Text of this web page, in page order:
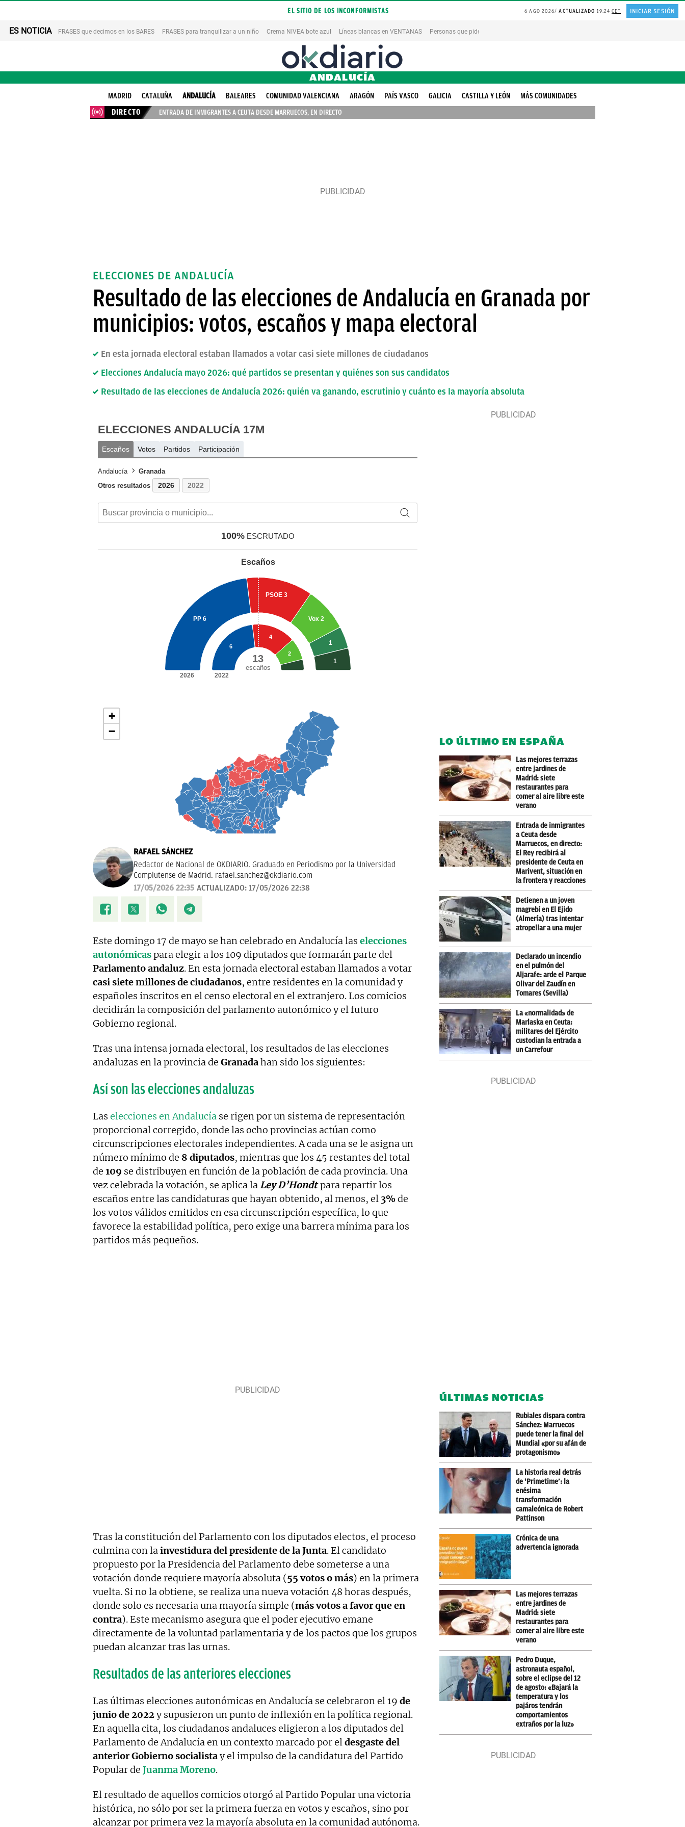
EL SITIO DE LOS INCONFORMISTAS 6 AGO 2026 ACTUALIZADO 19:24CET INICIAR SESIÓN
ES NOTICIA FRASES que decimos en los BARES FRASES para tranquilizar a un niño Crema NIVEA bote azul Líneas blancas en VENTANAS Personas que piden PERDÓN por todo
ANDALUCÍA
MADRID CATALUÑA ANDALUCÍA BALEARES COMUNIDAD VALENCIANA ARAGÓN PAÍS VASCO GALICIA CASTILLA Y LEÓN
MÁS COMUNIDADES
DIRECTO
ENTRADA DE INMIGRANTES A CEUTA DESDE MARRUECOS, EN DIRECTO
ELECCIONES DE ANDALUCÍA
Resultado de las elecciones de Andalucía en Granada por
municipios: votos, escaños y mapa electoral
En esta jornada electoral estaban llamados a votar casi siete millones de ciudadanos
Elecciones Andalucía mayo 2026: qué partidos se presentan y quiénes son sus candidatos
Resultado de las elecciones de Andalucía 2026: quién va ganando, escrutinio y cuánto es la mayoría absoluta
RAFAEL SÁNCHEZ
Redactor de Nacional de OKDIARIO. Graduado en Periodismo por la Universidad
Complutense de Madrid. rafael.sanchez@okdiario.com
17/05/2026 22:35 ACTUALIZADO: 17/05/2026 22:38
Este domingo 17 de mayo se han celebrado en Andalucía las elecciones
autonómicaspara elegir a los 109 diputados que formarán parte del
Parlamento andaluz. En esta jornada electoral estaban llamados a votar
casi siete millones de ciudadanos, entre residentes en la comunidad y
españoles inscritos en el censo electoral en el extranjero. Los comicios
decidirán la composición del parlamento autonómico y el futuro
Gobierno regional.
Tras una intensa jornada electoral, los resultados de las elecciones
andaluzas en la provincia de Granadahan sido los siguientes:
Así son las elecciones andaluzas
Las elecciones en Andalucía se rigen por un sistema de representación
proporcional corregido, donde las ocho provincias actúan como
circunscripciones electorales independientes. A cada una se le asigna un
número mínimo de 8 diputados, mientras que los 45 restantes del total
de 109 se distribuyen en función de la población de cada provincia. Una
vez celebrada la votación, se aplica laLey D’Hondtpara repartir los
escaños entre las candidaturas que hayan obtenido, al menos, el 3%de
los votos válidos emitidos en esa circunscripción específica, lo que
favorece la estabilidad política, pero exige una barrera mínima para los
partidos más pequeños.
Tras la constitución del Parlamento con los diputados electos, el proceso
culmina con lainvestidura del presidente de la Junta. El candidato
propuesto por la Presidencia del Parlamento debe someterse a una
votación donde requiere mayoría absoluta (55 votos o más) en la primera
vuelta. Si no la obtiene, se realiza una nueva votación 48 horas después,
donde solo es necesaria una mayoría simple (más votos a favor que en
contra). Este mecanismo asegura que el poder ejecutivo emane
directamente de la voluntad parlamentaria y de los pactos que los grupos
puedan alcanzar tras las urnas.
Resultados de las anteriores elecciones
Las últimas elecciones autonómicas en Andalucía se celebraron el 19 de
junio de 2022y supusieron un punto de inflexión en la política regional.
En aquella cita, los ciudadanos andaluces eligieron a los diputados del
Parlamento de Andalucía en un contexto marcado por eldesgaste del
anterior Gobierno socialistay el impulso de la candidatura del Partido
Popular de Juanma Moreno.
El resultado de aquellos comicios otorgó al Partido Popular una victoria
histórica, no sólo por ser la primera fuerza en votos y escaños, sino por
alcanzar por primera vez la mayoría absoluta en la comunidad autónoma.
LO ÚLTIMO EN ESPAÑA
Las mejores terrazas
entre jardines de
Madrid: siete
restaurantes para
comer al aire libre este
verano
Entrada de inmigrantes
a Ceuta desde
Marruecos, en directo:
El Rey recibirá al
presidente de Ceuta en
Marivent, situación en
la frontera y reacciones
Detienen a un joven
magrebí en El Ejido
(Almería) tras intentar
atropellar a una mujer
Declarado un incendio
en el pulmón del
Aljarafe: arde el Parque
Olivar del Zaudín en
Tomares (Sevilla)
La «normalidad» de
Marlaska en Ceuta:
militares del Ejército
custodian la entrada a
un Carrefour
ÚLTIMAS NOTICIAS
Rubiales dispara contra
Sánchez: Marruecos
puede tener la final del
Mundial «por su afán de
protagonismo»
La historia real detrás
de ‘Primetime’: la
enésima
transformación
camaleónica de Robert
Pattinson
Crónica de una
advertencia ignorada
Las mejores terrazas
entre jardines de
Madrid: siete
restaurantes para
comer al aire libre este
verano
Pedro Duque,
astronauta español,
sobre el eclipse del 12
de agosto: «Bajará la
temperatura y los
pajáros tendrán
comportamientos
extraños por la luz»